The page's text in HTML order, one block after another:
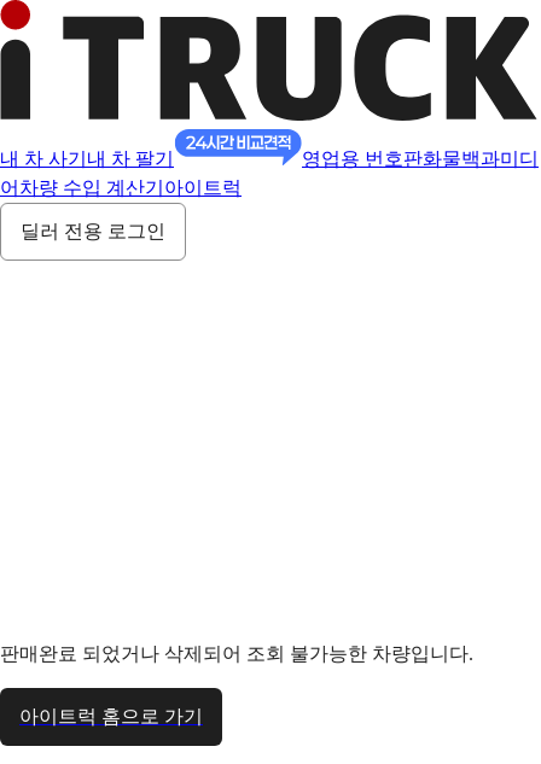
내 차 사기 내 차 팔기 영업용 번호판화물백과미디
어 차량 수입 계산기 아이트럭
딜러 전용 로그인
판매완료 되었거나 삭제되어 조회 불가능한 차량입니다.
아이트럭 홈으로 가기